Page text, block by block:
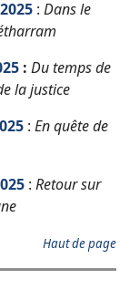
: Dans le
: Du temps de
la justice
: En quête de
: Retour sur
Haut de page